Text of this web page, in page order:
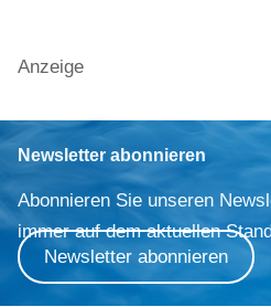
Anzeige
Newsletter abonnieren
Abonnieren Sie unseren
immer auf dem aktuellen
Newsletter abonnieren